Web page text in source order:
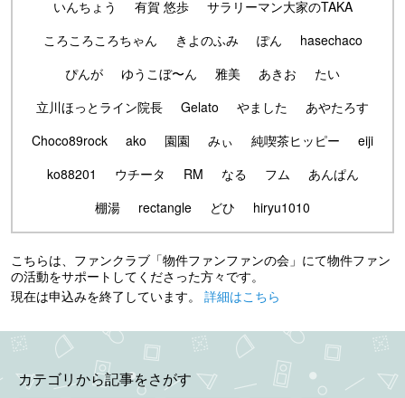
いんちょう
有賀 悠歩
サラリーマン大家のTAKA
ころころころちゃん
きよのふみ ぽん
hasechaco
ぴんが
ゆうこぼ〜ん 雅美 あきお
たい
立川ほっとライン院長
Gelato やました
あやたろす
Choco89rock
ako 園園 みぃ 純喫茶ヒッピー
eiji
ko88201
ウチータ RM なる フム
あんぱん
棚湯
rectangle どひ hiryu1010
こちらは、ファンクラブ「物件ファンファンの会」にて物件ファン
の活動をサポートしてくださった方々です。
現在は申込みを終了しています。 詳細はこちら
カテゴリから記事をさがす